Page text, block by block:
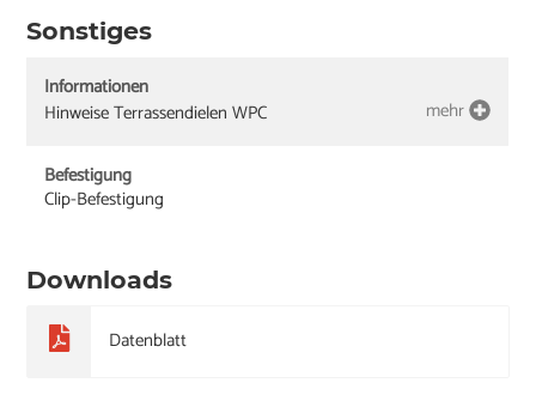
Sonstiges
Informationen
Hinweise Terrassendielen WPC
mehr
Befestigung
Clip-Befestigung
Downloads
Datenblatt